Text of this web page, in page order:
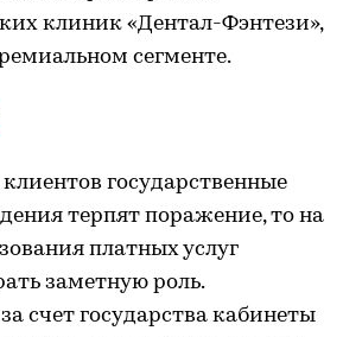
клиник «Дентал-Фэнтези»,
сегменте.
клиентов государственные
терпят поражение, то на
платных услуг
заметную роль.
счет государства кабинеты